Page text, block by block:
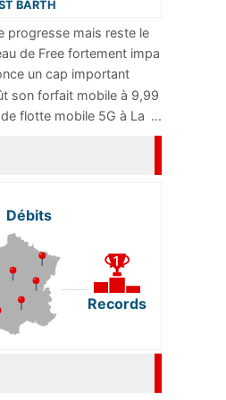
BARTH
progresse mais reste le
...
de Free fortement impa
un cap important
...
son forfait mobile à 9,99
flotte mobile 5G à La ...
Débits
Records